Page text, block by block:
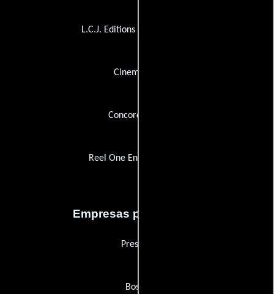
L.C.J. Editions & Productions
Cinema Ten
Concorde Film
Reel One Entertainment
Empresas productoras
Presidio
Bosch